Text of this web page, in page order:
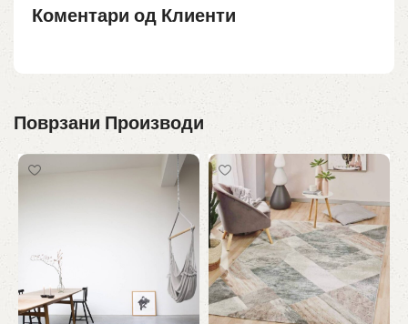
Коментари од Клиенти
Поврзани Производи